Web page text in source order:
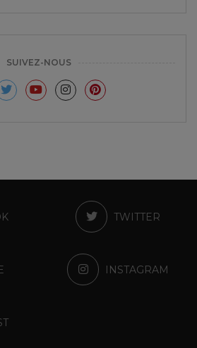
SUIVEZ-NOUS
TWITTER
INSTAGRAM